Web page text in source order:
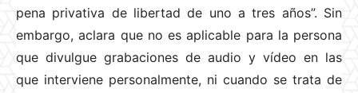
pena privativa de libertad de uno a tres años”. Sin
embargo, aclara que no es aplicable para la persona
que divulgue grabaciones de audio y vídeo en las
que interviene personalmente, ni cuando se trata de